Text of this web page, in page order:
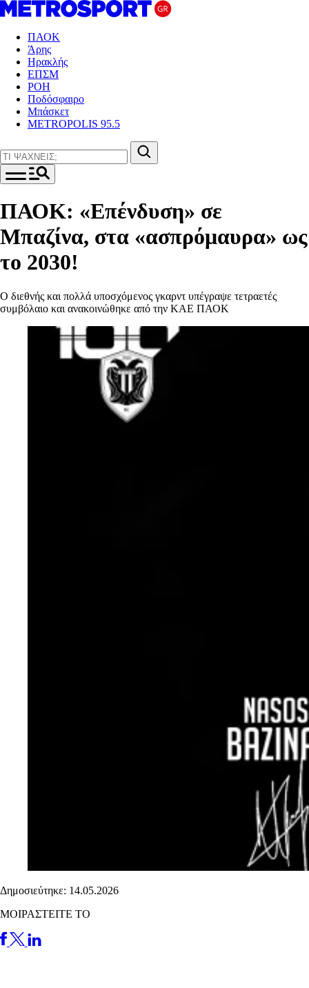
ΠΑΟΚ
Άρης
Ηρακλής
ΕΠΣΜ
ΡΟΗ
Ποδόσφαιρο
Μπάσκετ
METROPOLIS 95.5
ΠΑΟΚ: «Επένδυση» σε
Μπαζίνα, στα «ασπρόμαυρα» ως
το 2030!
Ο διεθνής και πολλά υποσχόμενος γκαρντ υπέγραψε τετραετές
συμβόλαιο και ανακοινώθηκε από την ΚΑΕ ΠΑΟΚ
Δημοσιεύτηκε: 14.05.2026
ΜΟΙΡΑΣΤΕΙΤΕ ΤΟ